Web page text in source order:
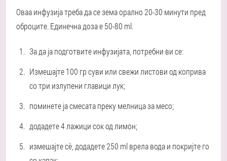
Оваа инфузија треба да се зема орално 20-30 минути пред
оброците. Единечна доза е 50-80 ml.
За да ја подготвите инфузијата, потребни ви се:
Измешајте 100 гр суви или свежи листови од коприва
со три излупени главици лук;
поминете ја смесата преку мелница за месо;
додадете 4 лажици сок од лимон;
измешајте сè, додадете 250 ml врела вода и покријте го